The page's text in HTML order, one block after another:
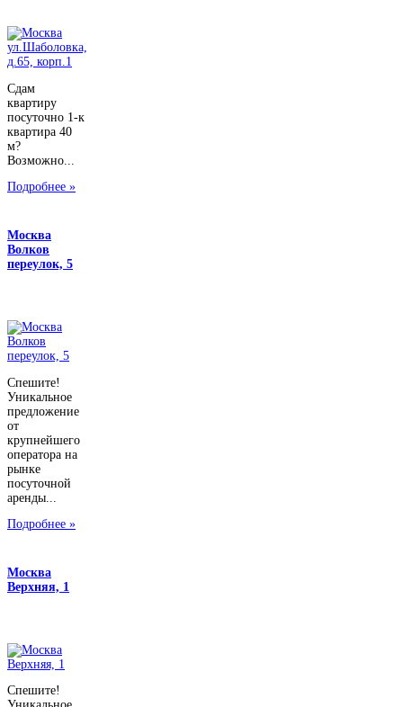
Сдам
квартиру
посуточно 1-к
квартира 40
м?
Возможно...
Подробнее »
Москва
Волков
переулок, 5
Спешите!
Уникальное
предложение
от
крупнейшего
оператора на
рынке
посуточной
аренды...
Подробнее »
Москва
Верхняя, 1
Спешите!